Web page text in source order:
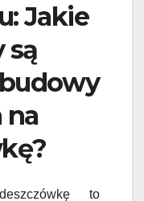
Jakie
są
na
to